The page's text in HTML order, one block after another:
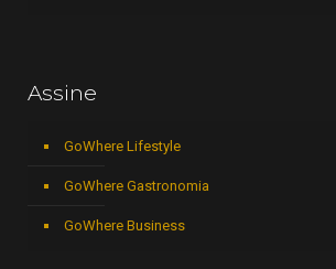
Assine
GoWhere Lifestyle
GoWhere Gastronomia
GoWhere Business